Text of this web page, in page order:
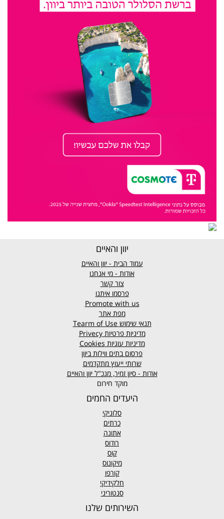
יוון והאיים
עמוד הבית - יוון והאיים
אודות - מי אנחנו
צור קשר
פרסמו איתנו
Promote with us
מפת אתר
תנאי שימוש
מדיניות פרטיות Privecy
מדיניות עוגיות Cookies
פרסום בתים ווילות ביוון
שרותי ייעוץ מתקדמים
אודות - סיון זמיר, מנכ"ל יוון והאיים
מוקד חירום
היעדים החמים
סלוניקי
כרתים
אתונה
רודוס
קוס
מיקונוס
קורפו
חלקידיקי
סנטוריני
השירותים שלנו